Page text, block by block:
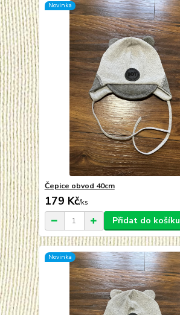
Novinka
Čepice obvod 40cm
179 Kč/ks
Přidat do košíku
Novinka